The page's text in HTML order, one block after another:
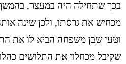
בכך שתחילה היה במעצר,
מכחיש את גרסתו, ולכן שינה
וטען שבן משפחה הביא לו את
שקיבל מכחלון את התלושים